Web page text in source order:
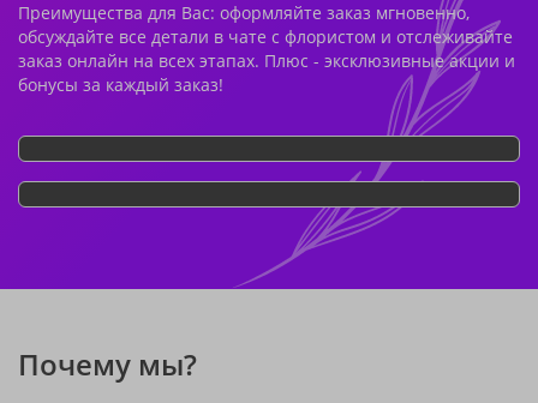
Преимущества для Вас: оформляйте заказ мгновенно,
обсуждайте все детали в чате с флористом и отслеживайте
заказ онлайн на всех этапах. Плюс - эксклюзивные акции и
бонусы за каждый заказ!
Почему мы?